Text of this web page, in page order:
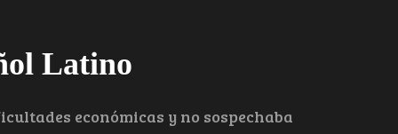
Latino
económicas y no sospechaba